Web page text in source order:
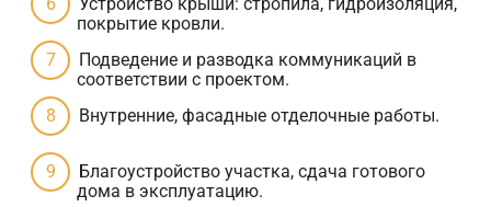
Устройство крыши: стропила, гидроизоляция,
покрытие кровли.
Подведение и разводка коммуникаций в
соответствии с проектом.
Внутренние, фасадные отделочные работы.
Благоустройство участка, сдача готового
дома в эксплуатацию.